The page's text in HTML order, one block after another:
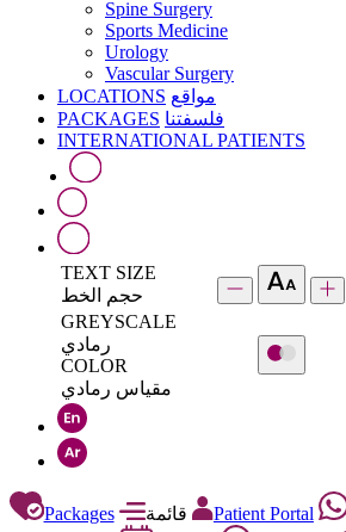
Spine Surgery
Sports Medicine
Urology
Vascular Surgery
LOCATIONS مواقع
PACKAGES فلسفتنا
INTERNATIONAL PATIENTS
TEXT SIZE
حجم الخط
GREYSCALE
رمادي
COLOR
مقياس رمادي
Packages Patient Portal